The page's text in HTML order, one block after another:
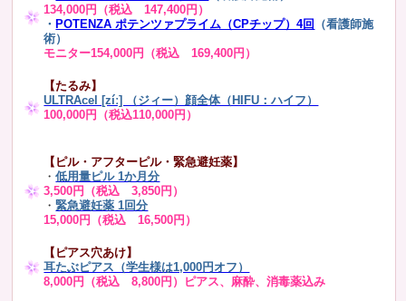
134,000円（税込 147,400円）
・ POTENZA ポテンツァプライム（CPチップ）4回
（看護師施
術）
モニター154,000円（税込 169,400円）
【たるみ】
ULTRAcel [zíː] （ジィー）顔全体（HIFU：ハイフ）
100,000円（税込110,000円）
【ピル・アフターピル・緊急避妊薬】
・低用量ピル 1か月分
3,500円（税込 3,850円）
・緊急避妊薬 1回分
15,000円（税込 16,500円）
【ピアス穴あけ】
耳たぶピアス（学生様は1,000円オフ）
8,000円（税込 8,800円）ピアス、麻酔、消毒薬込み